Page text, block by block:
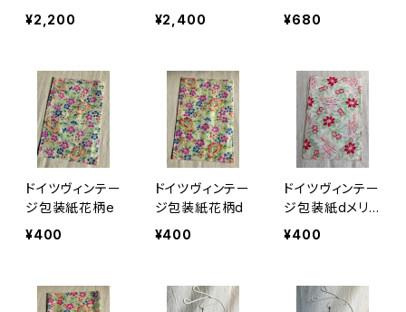
ナメント女の子
¥2,200
の子
¥2,400
チ21
¥680
ドイツヴィンテー
ジ包装紙花柄e
¥400
ドイツヴィンテー
ジ包装紙花柄d
¥400
ドイツヴィンテー
ジ包装紙dメリ
ークリスマス
¥400